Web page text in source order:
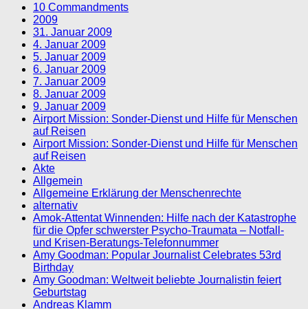
10 Commandments
2009
31. Januar 2009
4. Januar 2009
5. Januar 2009
6. Januar 2009
7. Januar 2009
8. Januar 2009
9. Januar 2009
Airport Mission: Sonder-Dienst und Hilfe für Menschen
auf Reisen
Airport Mission: Sonder-Dienst und Hilfe für Menschen
auf Reisen
Akte
Allgemein
Allgemeine Erklärung der Menschenrechte
alternativ
Amok-Attentat Winnenden: Hilfe nach der Katastrophe
für die Opfer schwerster Psycho-Traumata – Notfall-
und Krisen-Beratungs-Telefonnummer
Amy Goodman: Popular Journalist Celebrates 53rd
Birthday
Amy Goodman: Weltweit beliebte Journalistin feiert
Geburtstag
Andreas Klamm